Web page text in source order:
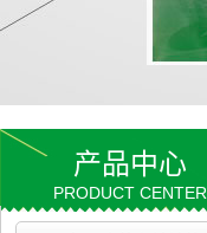
产品中心
PRODUCT CENTER